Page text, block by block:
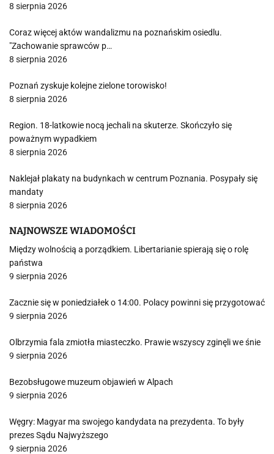
8 sierpnia 2026
Coraz więcej aktów wandalizmu na poznańskim osiedlu.
"Zachowanie sprawców p…
8 sierpnia 2026
Poznań zyskuje kolejne zielone torowisko!
8 sierpnia 2026
Region. 18-latkowie nocą jechali na skuterze. Skończyło się
poważnym wypadkiem
8 sierpnia 2026
Naklejał plakaty na budynkach w centrum Poznania. Posypały się
mandaty
8 sierpnia 2026
NAJNOWSZE WIADOMOŚCI
Między wolnością a porządkiem. Libertarianie spierają się o rolę
państwa
9 sierpnia 2026
Zacznie się w poniedziałek o 14:00. Polacy powinni się przygotować
9 sierpnia 2026
Olbrzymia fala zmiotła miasteczko. Prawie wszyscy zginęli we śnie
9 sierpnia 2026
Bezobsługowe muzeum objawień w Alpach
9 sierpnia 2026
Węgry: Magyar ma swojego kandydata na prezydenta. To były
prezes Sądu Najwyższego
9 sierpnia 2026